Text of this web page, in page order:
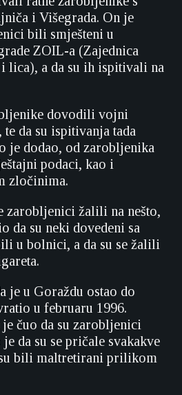
i Višegrada. On je
bili smješteni u
ZOIL-a (Zajednica
lica), a da su ih ispitivali na
dovodili vojni
da su ispitivanja tada
je dodao, od zarobljenika
podaci, kao i
zločinima.
zarobljenici žalili na nešto,
da su neki dovedeni sa
u bolnici, a da su se žalili
je u Goraždu ostao do
u februaru 1996.
čuo da su zarobljenici
da su se pričale svakakve
bili maltretirani prilikom